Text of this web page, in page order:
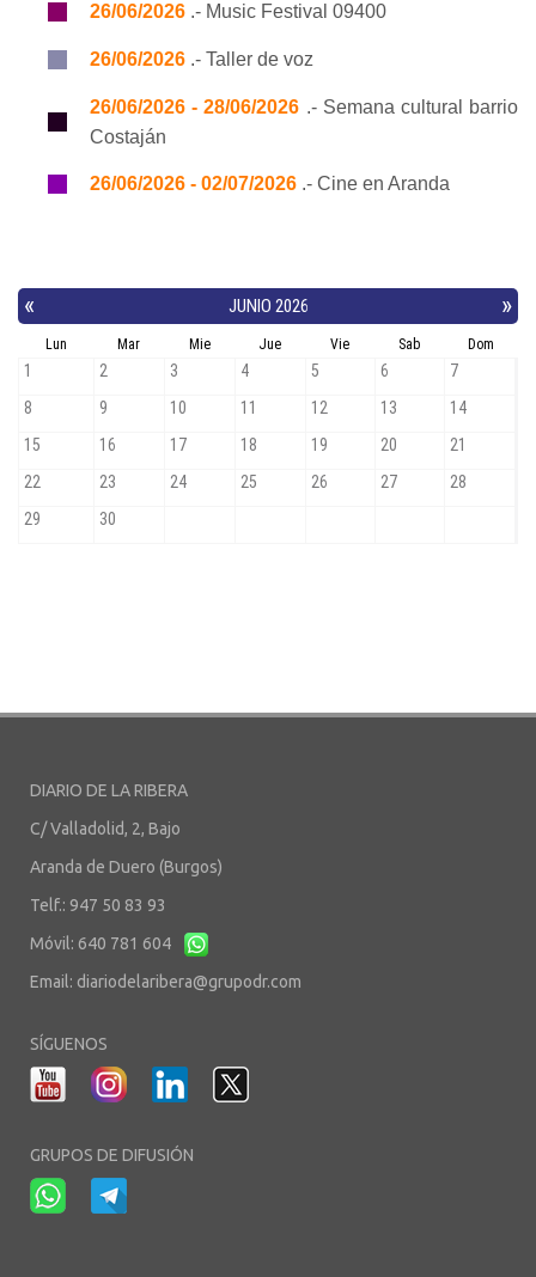
26/06/2026 .- Music Festival 09400
26/06/2026 .- Taller de voz
26/06/2026 - 28/06/2026 .- Semana cultural barrio
Costaján
26/06/2026 - 02/07/2026 .- Cine en Aranda
DIARIO DE LA RIBERA
C/ Valladolid, 2, Bajo
Aranda de Duero (Burgos)
Telf.: 947 50 83 93
Móvil: 640 781 604
Email: diariodelaribera@grupodr.com
SÍGUENOS
GRUPOS DE DIFUSIÓN